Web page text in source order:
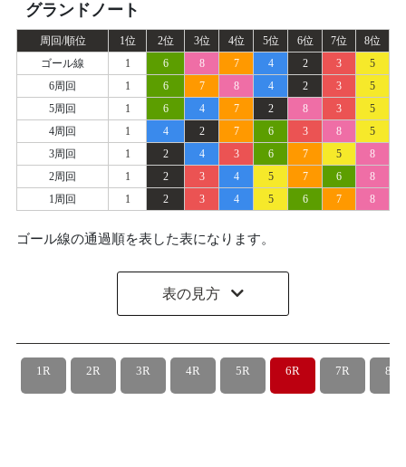
グランドノート
周回/順位 1位 2位 3位 4位 5位 6位 7位
8位
ゴール線
1 6 8 7 4 2 3
5
6周回
1 6 7 8 4 2 3
5
5周回
1 6 4 7 2 8 3
5
4周回
1 4 2 7 6 3 8
5
3周回
1 2 4 3 6 7 5
8
2周回
1 2 3 4 5 7 6
8
1周回
1 2 3 4 5 6 7 8
ゴール線の通過順を表した表になります。
表の見方
1R 2R 3R 4R 5R 6R 7R 8R